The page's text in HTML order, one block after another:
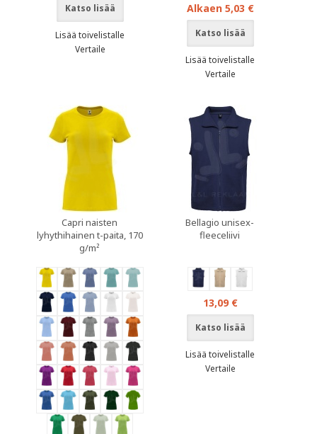
Katso lisää
Lisää toivelistalle
Vertaile
Alkaen 5,03 €
Katso lisää
Lisää toivelistalle
Vertaile
Capri naisten
lyhythihainen t-paita, 170
g/m²
Bellagio unisex-
fleeceliivi
13,09 €
Katso lisää
Lisää toivelistalle
Vertaile